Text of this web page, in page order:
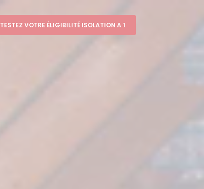
TESTEZ VOTRE ÉLIGIBILITÉ ISOLATION A 1